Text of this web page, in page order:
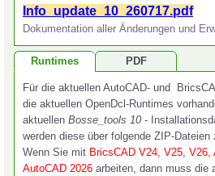
Info_update_10_260717.pdf
Dokumentation aller Änderungen und
Runtimes PDF
Für die aktuellen AutoCAD- und
die aktuellen OpenDcl-Runtimes
aktuellen Bosse_tools 10 -
werden diese über folgende ZIP-Dateien
Wenn Sie mit BricsCAD V24, V25, V26,
AutoCAD 2026 arbeiten, dann muss die
Bosse_tools_10-
Runtimes.pdf
Informationen zu den aktuellen
(betrifft die Lizenzabfrage per WIBU-